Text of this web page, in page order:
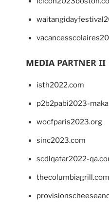
MEDIA PARTNER II
isth2022.com
p2b2pabi2023-
wocfparis2023.org
sinc2023.com
scdlqatar2022-
thecolumbiagrill.com